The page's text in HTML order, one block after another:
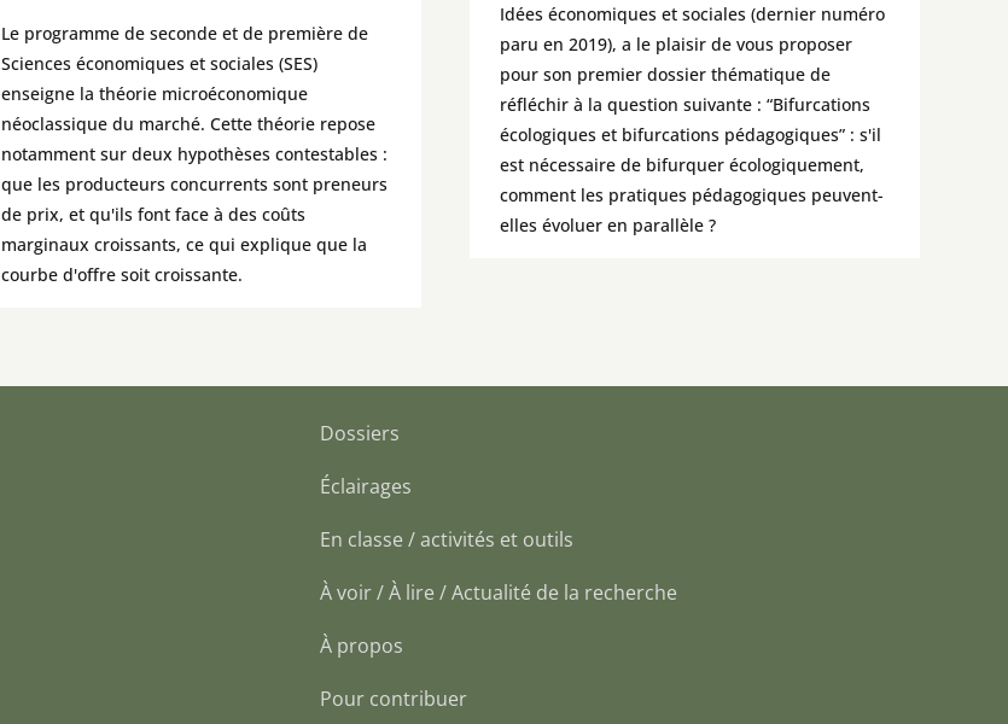
Le programme de seconde et de première de
Sciences économiques et sociales (SES)
enseigne la théorie microéconomique
néoclassique du marché. Cette théorie repose
notamment sur deux hypothèses contestables :
que les producteurs concurrents sont preneurs
de prix, et qu'ils font face à des coûts
marginaux croissants, ce qui explique que la
courbe d'offre soit croissante.
Idées économiques et sociales (dernier numéro
paru en 2019), a le plaisir de vous proposer
pour son premier dossier thématique de
réfléchir à la question suivante : “Bifurcations
écologiques et bifurcations pédagogiques” : s'il
est nécessaire de bifurquer écologiquement,
comment les pratiques pédagogiques peuvent-
elles évoluer en parallèle ?
Dossiers
Éclairages
En classe / activités et outils
À voir / À lire / Actualité de la recherche
À propos
Pour contribuer